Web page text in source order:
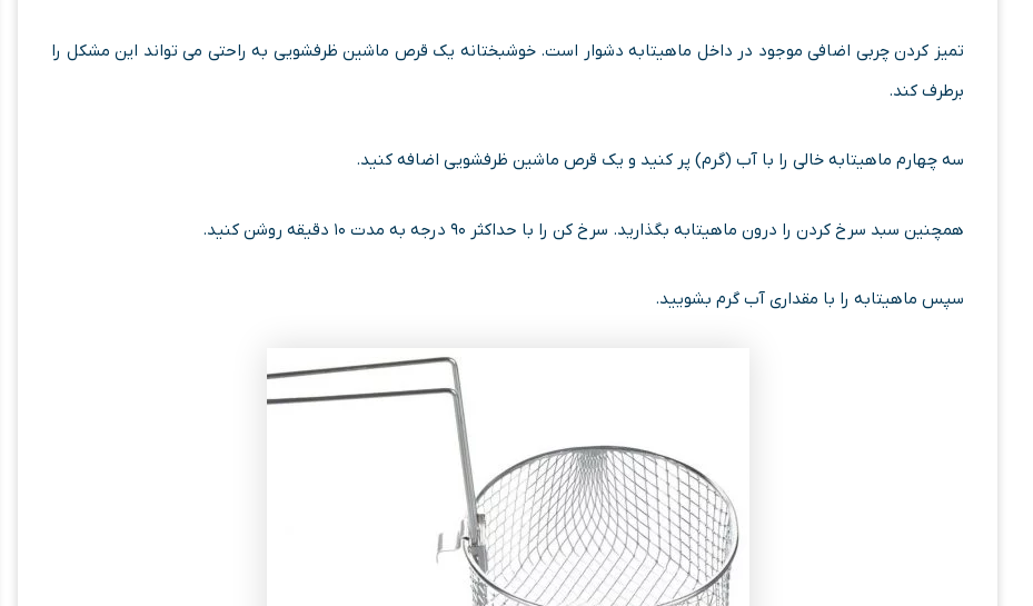
تمیز کردن چربی اضافی موجود در داخل ماهیتابه دشوار است. خوشبختانه یک قرص ماشین ظرفشویی به راحتی می تواند این مشکل را
برطرف کند.
سه چهارم ماهیتابه خالی را با آب (گرم) پر کنید و یک قرص ماشین ظرفشویی اضافه کنید.
همچنین سبد سرخ کردن را درون ماهیتابه بگذارید. سرخ کن را با حداکثر ۹۰ درجه به مدت ۱۰ دقیقه روشن کنید.
سپس ماهیتابه را با مقداری آب گرم بشویید.